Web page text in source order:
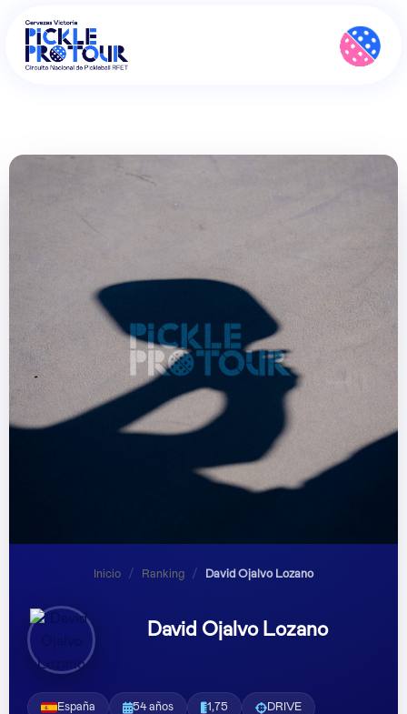
Inicio / Ranking / David Ojalvo Lozano
David Ojalvo Lozano
España 54 años 1,75 DRIVE